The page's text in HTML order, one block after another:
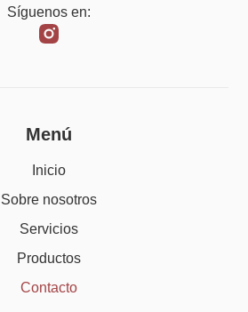
Síguenos en:
Menú
Inicio
Sobre nosotros
Servicios
Productos
Contacto